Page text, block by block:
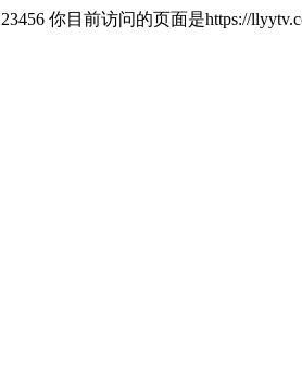
你目前访问的页面是https://